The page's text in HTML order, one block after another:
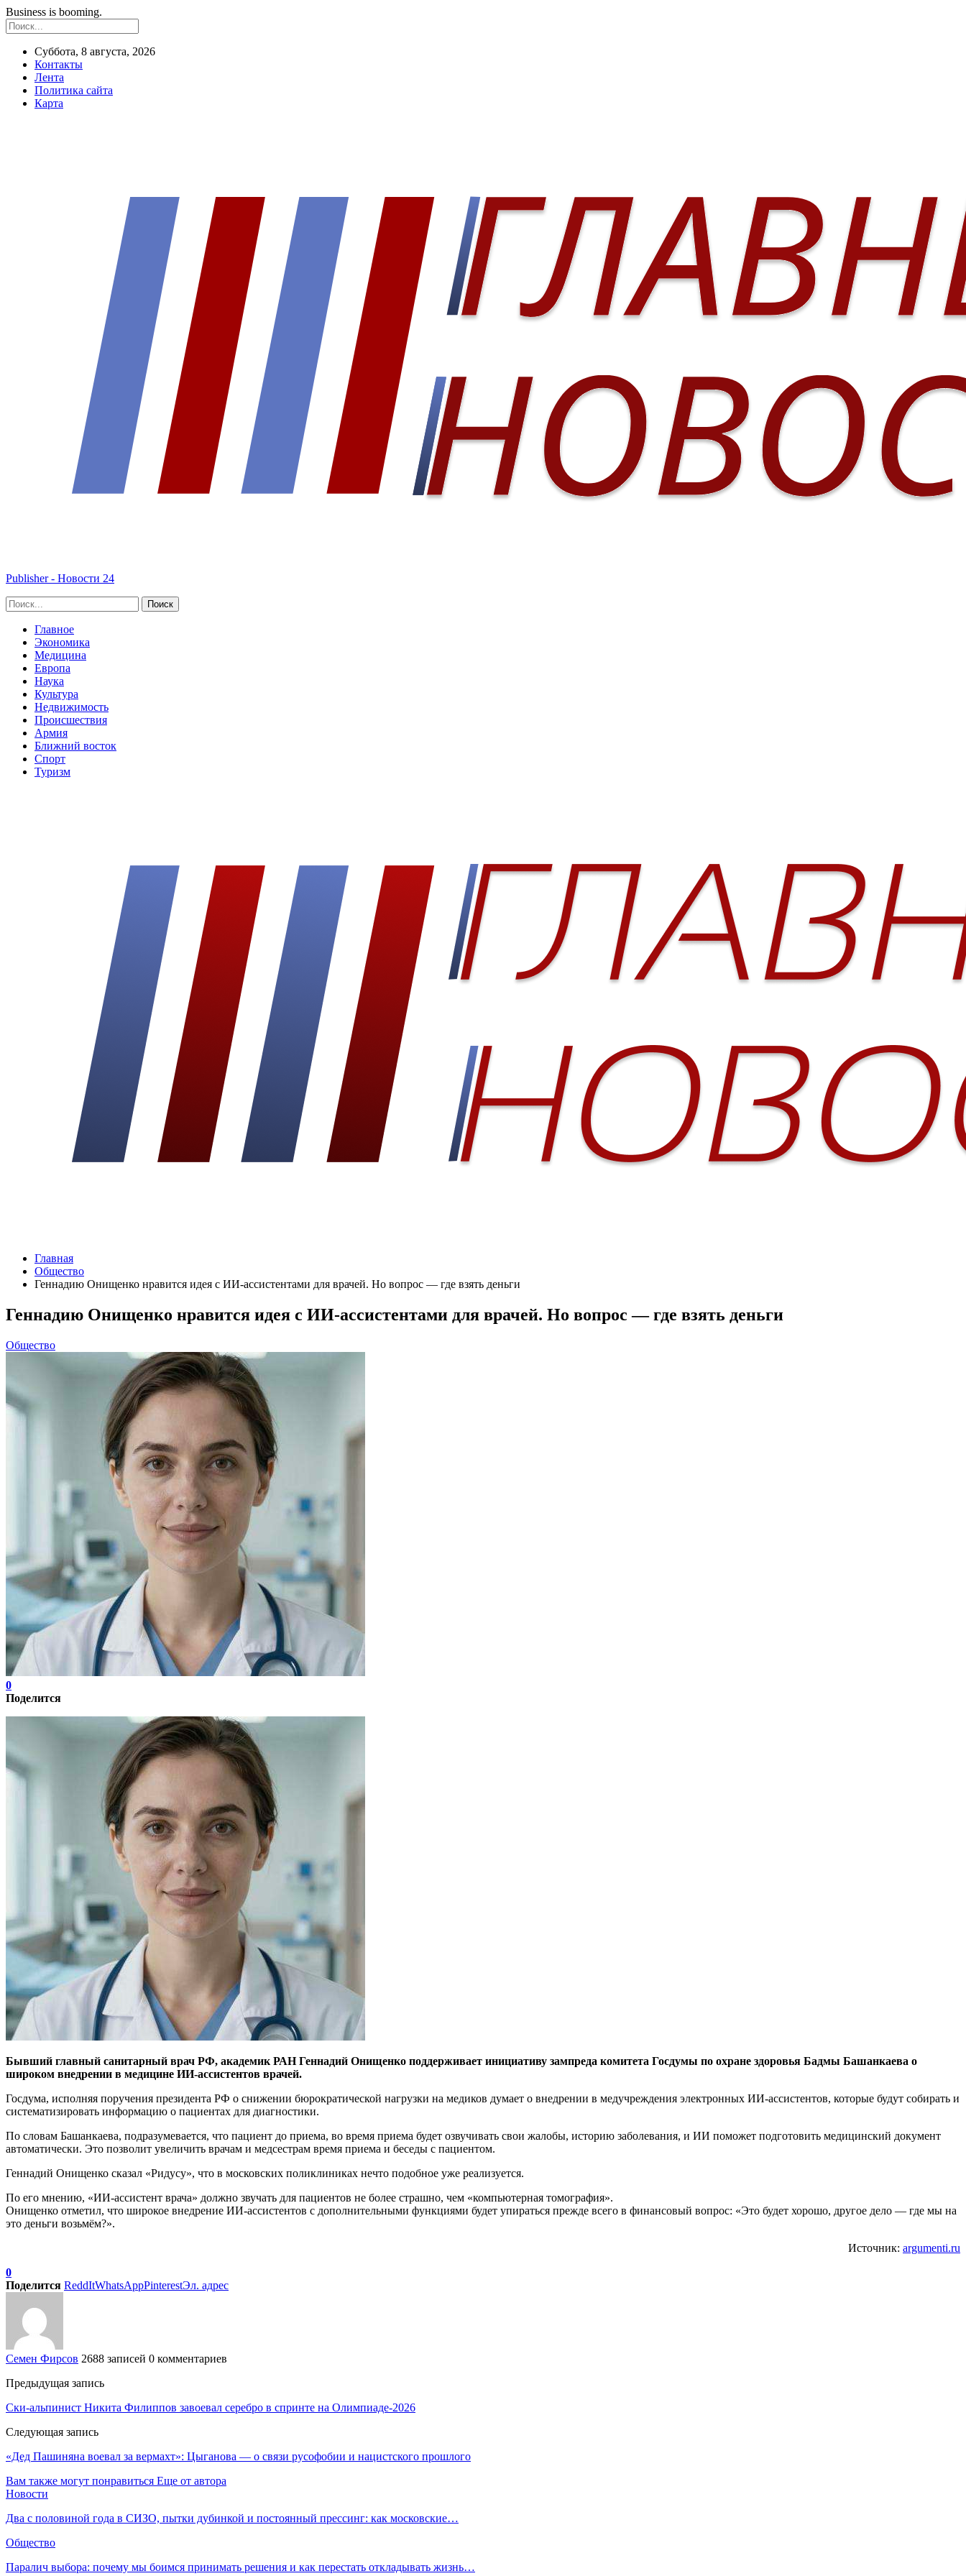
Business is booming.
Суббота, 8 августа, 2026
Контакты
Лента
Политика сайта
Карта
Publisher - Новости 24
Главное
Экономика
Медицина
Европа
Наука
Культура
Недвижимость
Происшествия
Армия
Ближний восток
Спорт
Туризм
Главная
Общество
Геннадию Онищенко нравится идея с ИИ-ассистентами для врачей. Но вопрос — где взять деньги
Геннадию Онищенко нравится идея с ИИ-ассистентами для врачей. Но вопрос — где взять деньги
Общество
0
Поделится
Бывший главный санитарный врач РФ, академик РАН Геннадий Онищенко поддерживает инициативу зампреда комитета Госдумы по охране здоровья Бадмы Башанкаева о
широком внедрении в медицине ИИ-ассистентов врачей.
Госдума, исполняя поручения президента РФ о снижении бюрократической нагрузки на медиков думает о внедрении в медучреждения электронных ИИ-ассистентов, которые будут собирать и
систематизировать информацию о пациентах для диагностики.
По словам Башанкаева, подразумевается, что пациент до приема, во время приема будет озвучивать свои жалобы, историю заболевания, и ИИ поможет подготовить медицинский документ
автоматически. Это позволит увеличить врачам и медсестрам время приема и беседы с пациентом.
Геннадий Онищенко сказал «Ридусу», что в московских поликлиниках нечто подобное уже реализуется.
По его мнению, «ИИ-ассистент врача» должно звучать для пациентов не более страшно, чем «компьютерная томография».
Онищенко отметил, что широкое внедрение ИИ-ассистентов с дополнительными функциями будет упираться прежде всего в финансовый вопрос: «Это будет хорошо, другое дело — где мы на
это деньги возьмём?».
Источник: argumenti.ru
0
Поделится ReddItWhatsAppPinterestЭл. адрес
Семен Фирсов 2688 записей 0 комментариев
Предыдущая запись
Ски-альпинист Никита Филиппов завоевал серебро в спринте на Олимпиаде-2026
Следующая запись
«Дед Пашиняна воевал за вермахт»: Цыганова — о связи русофобии и нацистского прошлого
Вам также могут понравиться Еще от автора
Новости
Два с половиной года в СИЗО, пытки дубинкой и постоянный прессинг: как московские…
Общество
Паралич выбора: почему мы боимся принимать решения и как перестать откладывать жизнь…